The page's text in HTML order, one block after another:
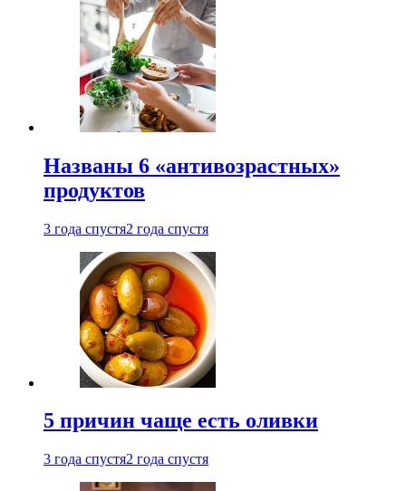
Названы 6 «антивозрастных»
продуктов
3 года спустя2 года спустя
5 причин чаще есть оливки
3 года спустя2 года спустя